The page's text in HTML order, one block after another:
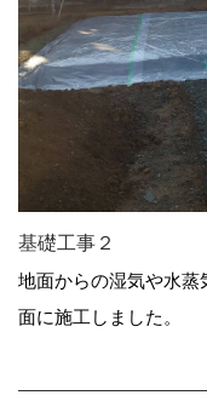
基礎工事２
地面からの湿気や水蒸
面に施工しました。